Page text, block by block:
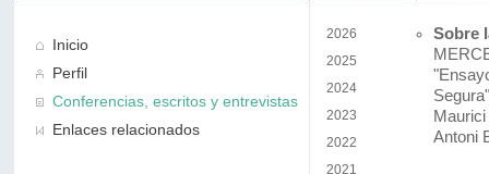
2026
2025
2024
2023
2022
2021
Sobre
Segura"
Antoni
Inicio
Perfil
Conferencias, escritos y entrevistas
Enlaces relacionados